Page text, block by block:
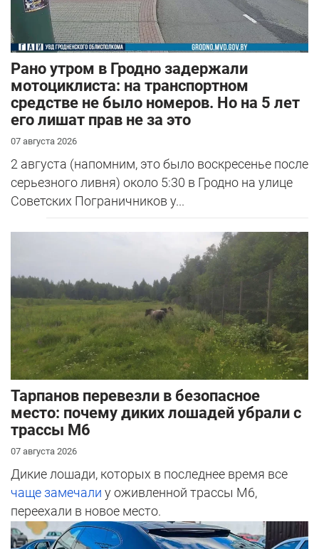
Рано утром в Гродно задержали
мотоциклиста: на транспортном
средстве не было номеров. Но на 5 лет
его лишат прав не за это
07 августа 2026
2 августа (напомним, это было воскресенье после
серьезного ливня) около 5:30 в Гродно на улице
Советских Пограничников у...
Тарпанов перевезли в безопасное
место: почему диких лошадей убрали с
трассы М6
07 августа 2026
Дикие лошади, которых в последнее время все
чаще замечали у оживленной трассы М6,
переехали в новое место.